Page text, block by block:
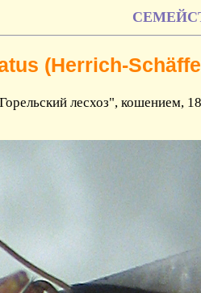
(Herrich-
лесхоз", кошением,